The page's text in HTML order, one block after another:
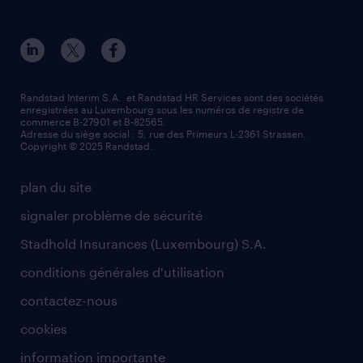
tout savoir sur l'intérim
recherche de personnel
demander à être contacté
mag RH
Strassen
Wiltz
notre histoire
responsabilité
valeurs et mission
information importante
randstad dans le monde
plan du site
signaler problème de sécurité
Stadhold Insurances (Luxembourg) S.A.
conditions générales d'utilisation
contactez-nous
cookies
information importante
Randstad Interim S.A. et Randstad HR Services sont des sociétés
enregistrées au Luxembourg sous les numéros de registre de
commerce B-27901 et B-82565.
Adresse du siège social : 5, rue des Primeurs L-2361 Strassen.
Copyright © 2025 Randstad.